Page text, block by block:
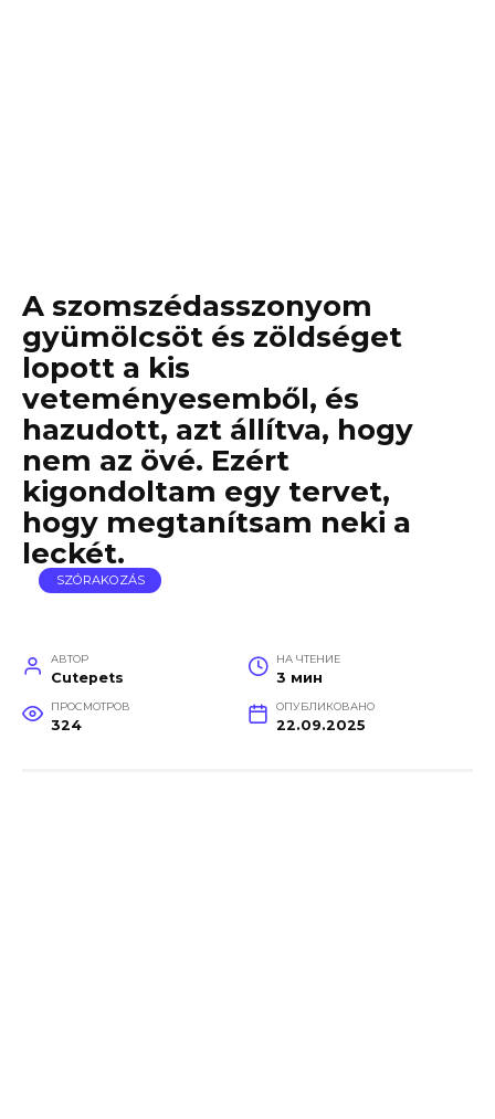
A szomszédasszonyom
gyümölcsöt és zöldséget
lopott a kis
veteményesemből, és
hazudott, azt állítva, hogy
nem az övé. Ezért
kigondoltam egy tervet,
hogy megtanítsam neki a
leckét.
SZÓRAKOZÁS
АВТОР
Cutepets
НА ЧТЕНИЕ
3 мин
ПРОСМОТРОВ
324
ОПУБЛИКОВАНО
22.09.2025